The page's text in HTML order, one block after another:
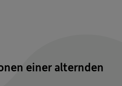
einer alternden